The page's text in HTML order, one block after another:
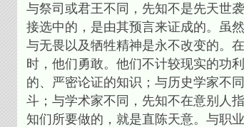
与祭司或君王不同，先知不是先天世
接选中的，是由其预言来证成的。虽
与无畏以及牺牲精神是永不改变的。
时，他们勇敢。他们不计较现实的功
的、严密论证的知识；与历史学家不
斗；与学术家不同，先知不在意别人
知们所要做的，就是直陈天意。与职